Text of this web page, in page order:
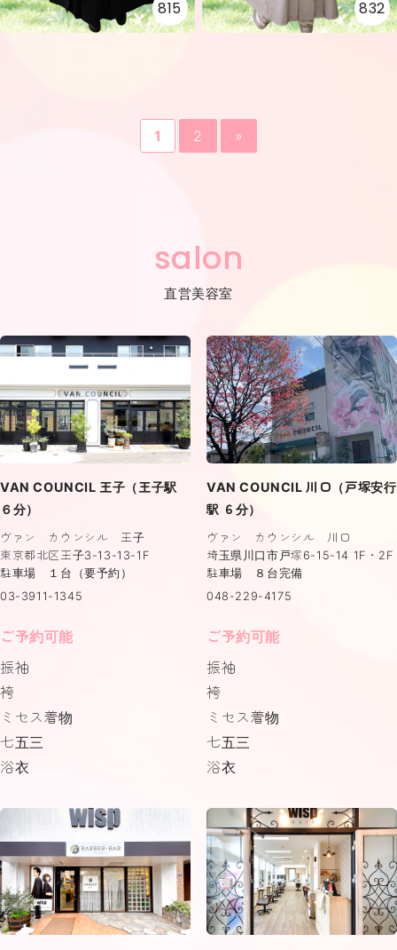
815 832
1 2 »
salon
直営美容室
VAN COUNCIL 王子（王子駅
６分）
ヴァン カウンシル 王子
東京都北区王子3-13-13-1F
駐車場 １台（要予約）
03-3911-1345
ご予約可能
振袖
袴
ミセス着物
七五三
浴衣
VAN COUNCIL 川口（戸塚安行
駅 ６分）
ヴァン カウンシル 川口
埼玉県川口市戸塚6-15-14 1F・2F
駐車場 ８台完備
048-229-4175
ご予約可能
振袖
袴
ミセス着物
七五三
浴衣